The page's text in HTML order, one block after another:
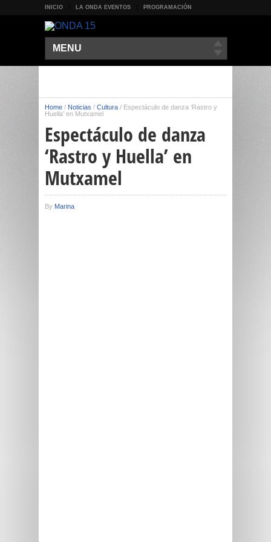
INICIO LA ONDA EVENTOS PROGRAMACIÓN
MENU
Home / Noticias / Cultura / Espectáculo de danza ‘Rastro y
Huella’ en Mutxamel
Espectáculo de danza
‘Rastro y Huella’ en
Mutxamel
By Marina